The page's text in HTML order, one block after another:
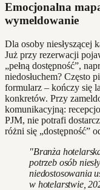
Emocjonalna
wymeldowanie
Dla osoby niesłyszącej
Już przy rezerwacji
„pełną dostępność”,
niedosłuchem? Często
formularz – kończy się
konkretów. Przy
komunikacyjną:
PJM, nie potrafi
różni się „dostępność”
"Branża
potrzeb osób
niedostosowania
w hotelarstwie,